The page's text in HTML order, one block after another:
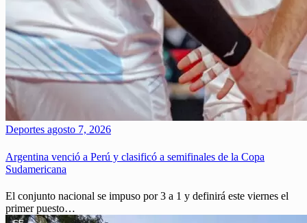
Deportes agosto 7, 2026
Argentina venció a Perú y clasificó a semifinales de la Copa
Sudamericana
El conjunto nacional se impuso por 3 a 1 y definirá este viernes el
primer puesto…